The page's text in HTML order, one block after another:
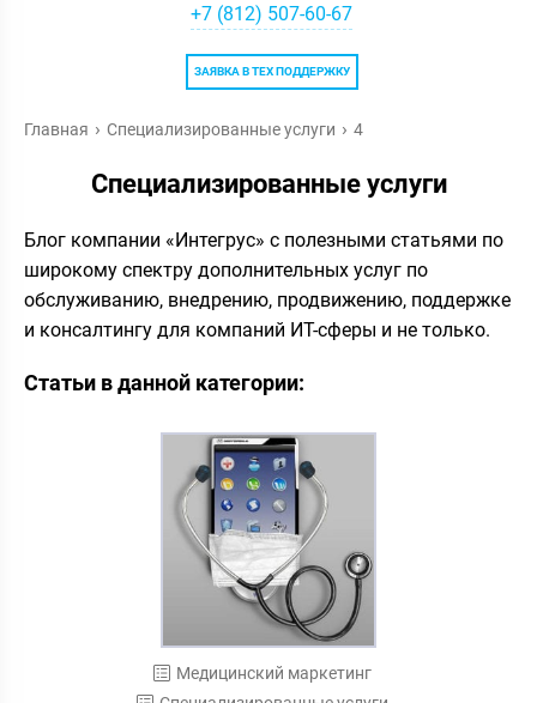
+7 (812) 507-60-67
ЗАЯВКА В ТЕХ ПОДДЕРЖКУ
Главная Специализированные услуги 4
Специализированные услуги
Блог компании «Интегрус» с полезными статьями по
широкому спектру дополнительных услуг по
обслуживанию, внедрению, продвижению, поддержке
и консалтингу для компаний ИТ-сферы и не только.
Статьи в данной категории:
Медицинский маркетинг